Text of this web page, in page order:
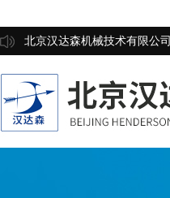
北京汉达森机械技术有限公司